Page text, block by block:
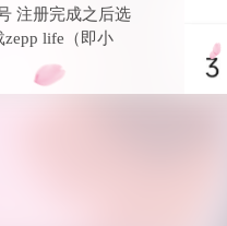
注册完成之后选
life（即小